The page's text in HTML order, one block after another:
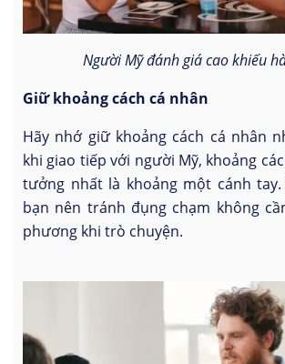
Người Mỹ đánh giá cao khiếu
Giữ khoảng cách cá nhân
Hãy nhớ giữ khoảng cách cá nhân
khi giao tiếp với người Mỹ, khoảng
tưởng nhất là khoảng một cánh
bạn nên tránh đụng chạm không
phương khi trò chuyện.